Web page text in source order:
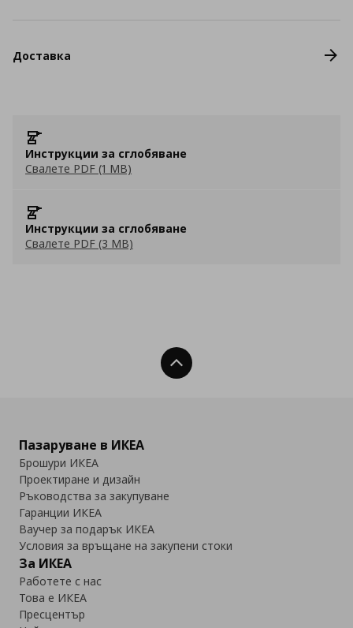
Доставка
Инструкции за сглобяване
Свалете PDF (1 MB)
Инструкции за сглобяване
Свалете PDF (3 MB)
Нагоре
Пазаруване в ИКЕА
Брошури ИКЕА
Проектиране и дизайн
Ръководства за закупуване
Гаранции ИКЕА
Ваучер за подарък ИКЕА
Условия за връщане на закупени стоки
За ИКЕА
Работете с нас
Това е ИКЕА
Пресцентър